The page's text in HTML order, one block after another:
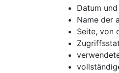
Datum
Name der
Seite, von